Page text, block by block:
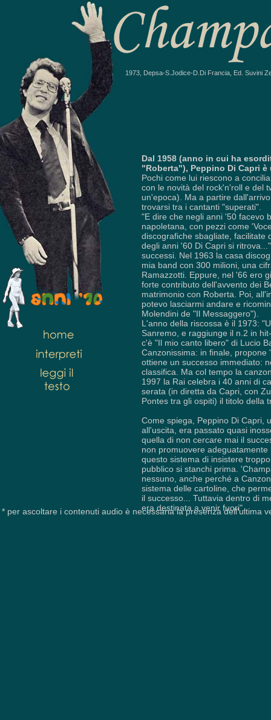
1973, Depsa-S.Jodice-D.Di Francia, Ed. Suvini
Dal 1958 (anno in cui ha
"Roberta"), Peppino Di Capri
Pochi come lui riescono a
con le novità del rock'n'roll e del
un'epoca). Ma a partire
trovarsi tra i cantanti "superati".
"E dire che negli anni '50 facevo
napoletana, con pezzi come
discografiche sbagliate, facilitate
degli anni '60 Di Capri si
successi. Nel 1963 la casa
mia band con 300 milioni, una
Ramazzotti. Eppure, nel '66 ero
forte contributo dell'avvento dei
matrimonio con Roberta. Poi,
potevo lasciarmi andare e
Molendini de "Il Messaggero").
L'anno della riscossa è il 1973:
Sanremo, e raggiunge il n.2 in
c'è "Il mio canto libero" di Lucio
Canzonissima: in finale,
ottiene un successo immediato:
classifica. Ma col tempo la
1997 la Rai celebra i 40 anni di
serata (in diretta da Capri, con
Pontes tra gli ospiti) il titolo della
Come spiega, Peppino Di Capri,
all'uscita, era passato quasi
quella di non cercare mai il
non promuovere
questo sistema di insistere
pubblico si stanchi prima.
nessuno, anche perché a
sistema delle cartoline, che
il successo... Tuttavia dentro di
era destinata a venir fuori".
* per ascoltare i contenuti audio è necessaria la presenza dell'ultima